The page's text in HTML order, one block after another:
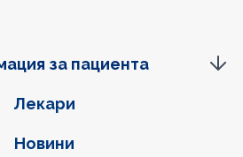
Лекари
Новини
за пациента